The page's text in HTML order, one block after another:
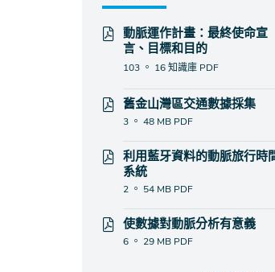
動脈運作計畫：最終使命宣
言、目標和目的
103 。 16 知識庫 PDF
舊金山灣區交通數據採集
3 。 48 MB PDF
利用藍牙資料的動脈旅行時
系統
2 。 54 MB PDF
使數據對動脈分析有意義
6 。 29 MB PDF